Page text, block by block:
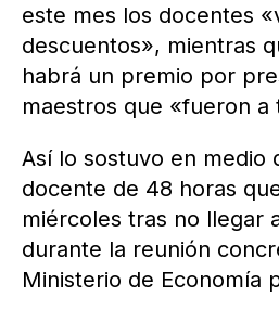
este mes los docentes
descuentos», mientras
habrá un premio por
maestros que «fueron a
Así lo sostuvo en medio
docente de 48 horas
miércoles tras no llegar
durante la reunión
Ministerio de Economía